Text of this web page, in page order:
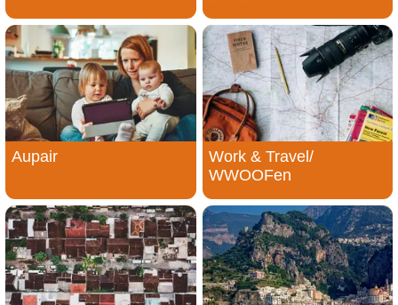
Aupair
Work & Travel/
WWOOFen